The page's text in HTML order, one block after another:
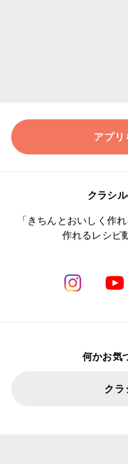
アプリ
クラシ
「きちんとおいしく作
作れるレシピ
何かお気
クラ